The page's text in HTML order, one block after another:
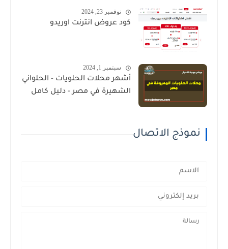
نوفمبر 23, 2024
كود عروض انترنت اوريدو
سبتمبر 1, 2024
أشهر محلات الحلويات - الحلواني
الشهيرة في مصر - دليل كامل
نموذج الاتصال